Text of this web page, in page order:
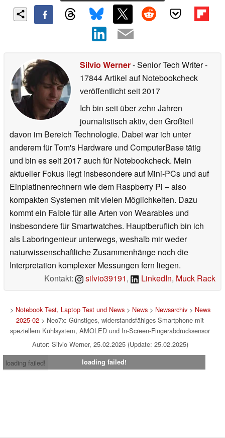
Silvio Werner- Senior Tech Writer-
17844 Artikel auf Notebookcheck
veröffentlichtseit 2017
Ich bin seit über zehn Jahren
journalistisch aktiv, den Großteil
davon im Bereich Technologie. Dabei war ich unter
anderem für Tom's Hardware und ComputerBase tätig
und bin es seit 2017 auch für Notebookcheck. Mein
aktueller Fokus liegt insbesondere auf Mini-PCs und auf
Einplatinenrechnern wie dem Raspberry Pi – also
kompakten Systemen mit vielen Möglichkeiten. Dazu
kommt ein Faible für alle Arten von Wearables und
insbesondere für Smartwatches. Hauptberuflich bin ich
als Laboringenieur unterwegs, weshalb mir weder
naturwissenschaftliche Zusammenhänge noch die
Interpretation komplexer Messungen fern liegen.
Kontakt:
silvio39191, LinkedIn, Muck Rack
> Notebook Test, Laptop Test und News> News> Newsarchiv> News
2025-02 > Neo7x: Günstiges, widerstandsfähiges Smartphone mit
speziellem Kühlsystem, AMOLED und In-Screen-Fingerabdrucksensor
Autor: Silvio Werner, 25.02.2025 (Update: 25.02.2025)
loading failed!
loading failed!